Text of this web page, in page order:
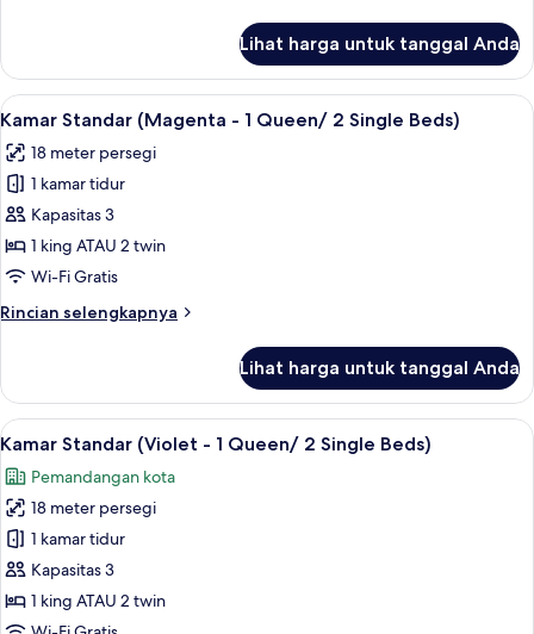
Kamar
Keluarga
(Loop)
Lihat harga untuk tanggal Anda
Lihat
semua
foto
untuk
Kamar
Standar
(Magenta
1
Single
Beds)
Kamar Standar (Magenta - 1
4
Kamar Standar (Magenta - 1 Queen/ 2 Single Beds)
18 meter persegi
1 kamar tidur
Kapasitas 3
1 king ATAU 2 twin
Wi-Fi Gratis
Rincian selengkapnya
Rincian
Kamar
Standar
(Magenta
Queen/
2
Single
Beds)
Lihat harga untuk tanggal Anda
Lihat
semua
foto
untuk
Kamar
Standar
(Violet
-
Kamar Standar (Violet - 1 Queen/ 2
4
Kamar Standar (Violet - 1 Queen/ 2 Single Beds)
Pemandangan kota
18 meter persegi
1 kamar tidur
Kapasitas 3
1 king ATAU 2 twin